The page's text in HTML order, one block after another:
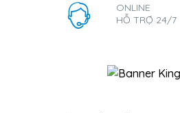
ONLINE
HỖ TRỢ 24/7